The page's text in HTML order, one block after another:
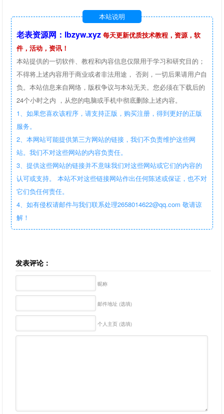
本站说明
老表资源网：lbzyw.xyz 每天更新优质技术教程，资源，软
件，活动，资讯！
本站提供的一切软件、教程和内容信息仅限用于学习和研究目的；
不得将上述内容用于商业或者非法用途， 否则，一切后果请用户自
负。本站信息来自网络，版权争议与本站无关。您必须在下载后的
24个小时之内 ，从您的电脑或手机中彻底删除上述内容。
1、如果您喜欢该程序，请支持正版，购买注册，得到更好的正版
服务。
2、本网站可能提供第三方网站的链接，我们不负责维护这些网
站。我们不对这些网站的内容负责任。
3、提供这些网站的链接并不意味我们对这些网站或它们的内容的
认可或支持。 本站不对这些链接网站作出任何陈述或保证，也不对
它们负任何责任。
4、如有侵权请邮件与我们联系处理2658014622@qq.com 敬请谅
解！
发表评论：
昵称
邮件地址 (选填)
个人主页 (选填)